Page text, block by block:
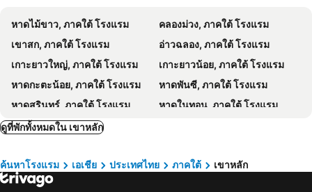
Poseidon Bungalows
The Retreat Khaolak Resort - SHA Extra Plus
Sweet Mango Khaolak
ไทย ไลฟ์ เกสท์เฮาส์
Casacool Hotel
Krathom Khaolak Resort
Khaolak Banana Bungalow
Khaolak Grand City
Villa Colina
Chongfah Mountain View
Chatin Guesthouse
หาดไม้ขาว, ภาคใต้ โรงแรม
คลองม่วง, ภาคใต้ โรงแรม
เขาสก, ภาคใต้ โรงแรม
อ่าวฉลอง, ภาคใต้ โรงแรม
เกาะยาวใหญ่, ภาคใต้ โรงแรม
เกาะยาวน้อย, ภาคใต้ โรงแรม
หาดกะตะน้อย, ภาคใต้ โรงแรม
หาดพันซี, ภาคใต้ โรงแรม
หาดสุรินทร์, ภาคใต้ โรงแรม
หาดในทอน, ภาคใต้ โรงแรม
เกาะนาคาใหญ่, ภาคใต้ โรงแรม
ทับแขก, ภาคใต้ โรงแรม
หาดใหญ่, ภาคใต้ โรงแรม
นครศรีธรรมราช, ภาคใต้ โรงแรม
ดูที่พักทั้งหมดใน เขาหลัก
ค้นหาโรงแรม เอเชีย ประเทศไทย ภาคใต้ เขาหลัก